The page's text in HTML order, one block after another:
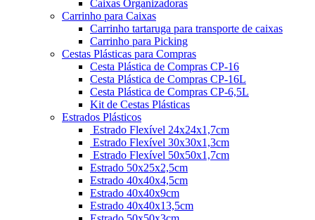
Caixas Organizadoras
Carrinho para Caixas
Carrinho tartaruga para transporte de caixas
Carrinho para Picking
Cestas Plásticas para Compras
Cesta Plástica de Compras CP-16
Cesta Plástica de Compras CP-16L
Cesta Plástica de Compras CP-6,5L
Kit de Cestas Plásticas
Estrados Plásticos
Estrado Flexível 24x24x1,7cm
Estrado Flexível 30x30x1,3cm
Estrado Flexível 50x50x1,7cm
Estrado 50x25x2,5cm
Estrado 40x40x4,5cm
Estrado 40x40x9cm
Estrado 40x40x13,5cm